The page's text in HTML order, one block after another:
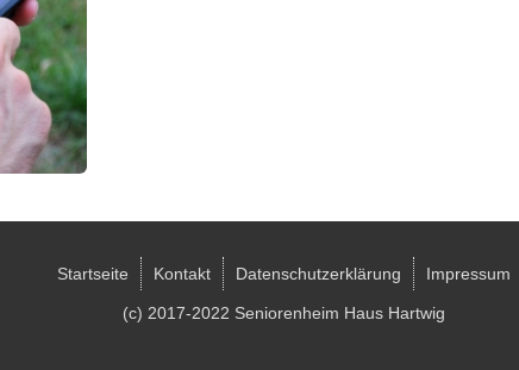
Startseite Kontakt Datenschutzerklärung Impressum
(c) 2017-2022 Seniorenheim Haus Hartwig